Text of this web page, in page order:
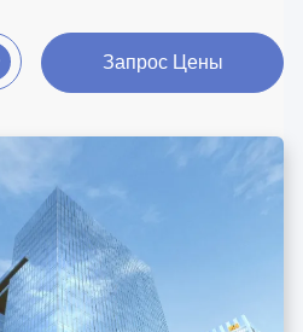
Запрос Цены